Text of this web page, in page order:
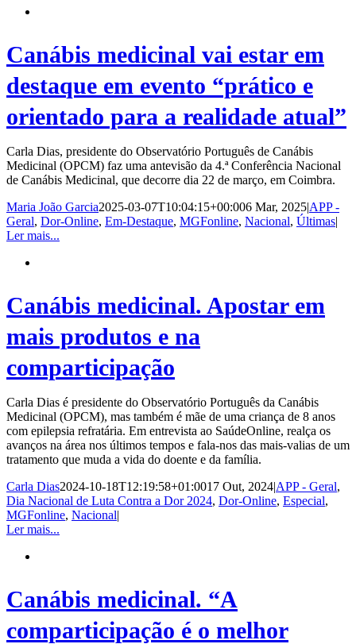
Canábis medicinal vai estar em
destaque em evento “prático e
orientado para a realidade atual”
Carla Dias, presidente do Observatório Português de Canábis
Medicinal (OPCM) faz uma antevisão da 4.ª Conferência Nacional
de Canábis Medicinal, que decorre dia 22 de março, em Coimbra.
Maria João Garcia2025-03-07T10:04:15+00:006 Mar, 2025|APP -
Geral, Dor-Online, Em-Destaque, MGFonline, Nacional, Últimas|
Ler mais...
Canábis medicinal. Apostar em
mais produtos e na
comparticipação
Carla Dias é presidente do Observatório Português da Canábis
Medicinal (OPCM), mas também é mãe de uma criança de 8 anos
com epilepsia refratária. Em entrevista ao SaúdeOnline, realça os
avanços na área nos últimos tempos e fala-nos das mais-valias de um
tratamento que muda a vida do doente e da família.
Carla Dias2024-10-18T12:19:58+01:0017 Out, 2024|APP - Geral,
Dia Nacional de Luta Contra a Dor 2024, Dor-Online, Especial,
MGFonline, Nacional|
Ler mais...
Canábis medicinal. “A
comparticipação é o melhor